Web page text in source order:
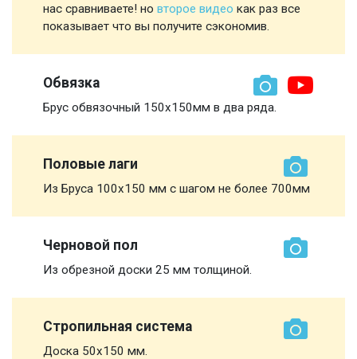
нас сравниваете! но второе видео как раз все
показывает что вы получите сэкономив.
Обвязка
Брус обвязочный 150х150мм в два ряда.
Половые лаги
Из Бруса 100х150 мм с шагом не более 700мм
Черновой пол
Из обрезной доски 25 мм толщиной.
Стропильная система
Доска 50х150 мм.